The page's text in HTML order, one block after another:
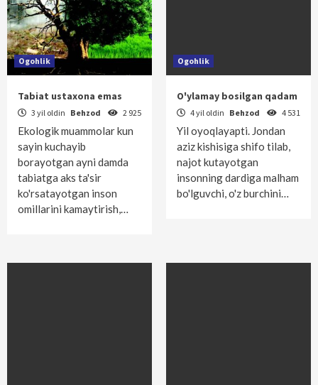
Ogohlik
Tabiat ustaxona emas
3 yil oldin Behzod 2 925
Ekologik muammolar kun
sayin kuchayib
borayotgan ayni damda
tabiatga aks ta'sir
ko'rsatayotgan inson
omillarini kamaytirish,…
Ogohlik
O'ylamay bosilgan qadam
4 yil oldin Behzod 4 531
Yil oyoqlayapti. Jondan
aziz kishisiga shifo tilab,
najot kutayotgan
insonning dardiga malham
bo'lguvchi, o'z burchini…